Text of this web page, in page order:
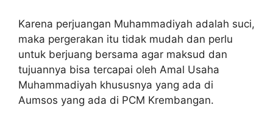
Karena perjuangan Muhammadiyah adalah suci,
maka pergerakan itu tidak mudah dan perlu
untuk berjuang bersama agar maksud dan
tujuannya bisa tercapai oleh Amal Usaha
Muhammadiyah khususnya yang ada di
Aumsos yang ada di PCM Krembangan.